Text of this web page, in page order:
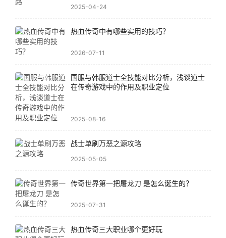
2025-04-24
热血传奇中有哪些实用的技巧？
2026-07-11
国服与韩服道士全技能对比分析，浅谈道士
在传奇游戏中的作用及职业定位
2025-08-16
战士单刷万恶之源攻略
2025-05-05
传奇世界第一把屠龙刀 是怎么诞生的？
2025-07-31
热血传奇三大职业哪个更好玩